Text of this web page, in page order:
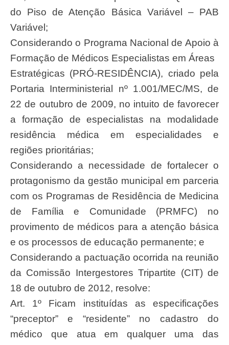
do Piso de Atenção Básica Variável – PAB
Variável;
Considerando o Programa Nacional de Apoio à
Formação de Médicos Especialistas em Áreas
Estratégicas (PRÓ-RESIDÊNCIA), criado pela
Portaria Interministerial nº 1.001/MEC/MS, de
22 de outubro de 2009, no intuito de favorecer
a formação de especialistas na modalidade
residência médica em especialidades e
regiões prioritárias;
Considerando a necessidade de fortalecer o
protagonismo da gestão municipal em parceria
com os Programas de Residência de Medicina
de Família e Comunidade (PRMFC) no
provimento de médicos para a atenção básica
e os processos de educação permanente; e
Considerando a pactuação ocorrida na reunião
da Comissão Intergestores Tripartite (CIT) de
18 de outubro de 2012, resolve:
Art. 1º Ficam instituídas as especificações
“preceptor” e “residente” no cadastro do
médico que atua em qualquer uma das